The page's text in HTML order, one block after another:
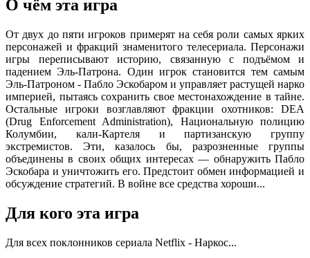
О чём эта игра
От двух до пяти игроков примерят на себя роли самых ярких
персонажей и фракций знаменитого телесериала. Персонажи
игры переписывают историю, связанную с подъёмом и
падением Эль-Патрона. Один игрок становится тем самым
Эль-Патроном - Пабло Эскобаром и управляет растущей нарко
империей, пытаясь сохранить свое местонахождение в тайне.
Остальные игроки возглавляют фракции охотников: DEA
(Drug Enforcement Administration), Национальную полицию
Колумбии, кали-Картеля и партизанскую группу
экстремистов. Эти, казалось бы, разрозненные группы
объединены в своих общих интересах — обнаружить Пабло
Эскобара и уничтожить его. Предстоит обмен информацией и
обсуждение стратегий. В войне все средства хороши...
Для кого эта игра
Для всех поклонников сериала Netflix - Наркос...